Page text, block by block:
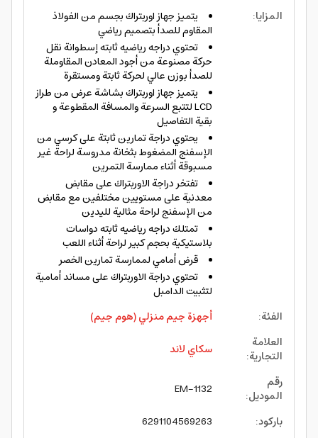
المزايا:
يتميز جهاز اوربتراك بجسم من الفولاذ
المقاوم للصدأ بتصميم رياضي
تحتوي دراجه رياضيه ثابته إسطوانة نقل
حركة مصنوعة من أجود المعادن المقاوملة
للصدأ بوزن عالي لحركة ثابتة ومستقرة
يتميز جهاز اوربتراك بشاشة عرض من طراز
LCD لتتبع السرعة والمسافة المقطوعة و
بقية التفاصيل
يحتوي دراجة تمارين ثابتة على كرسي من
الإسفنج المضغوط بثخانة مدروسة لراحة غير
مسبوقة أثناء ممارسة التمرين
تفتخر دراجة الاوربتراك على مقابض
معدنية على مستويين مختلفين مع مقابض
من الإسفنج لراحة مثالية لليدين
تمتلك دراجه رياضيه ثابته دواسات
بلاستيكية بحجم كبير لراحة أثناء اللعب
قرض أمامي لممارسة تمارين الخصر
تحتوي دراجة الاوربتراك على مساند أمامية
لتثبيت الدامبل
الفئة:
أجهزة جيم منزلي (هوم جيم)
العلامة
التجارية:
سكاي لاند
رقم
الموديل:
EM-1132
باركود:
6291104569263